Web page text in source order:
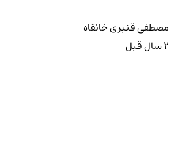
مصطفی قنبری خانقاه